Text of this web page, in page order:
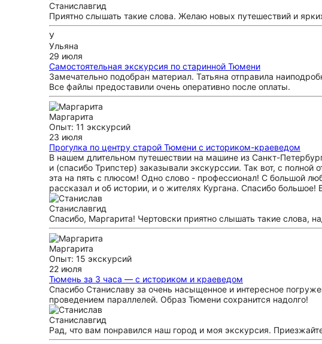
Станиславгид
Приятно слышать такие слова. Желаю новых путешествий и
У
Ульяна
29 июля
Самостоятельная экскурсия по старинной Тюмени
Замечательно подобран материал. Татьяна отправила
Все файлы предоставили очень оперативно после оплаты.
Маргарита
Опыт: 11 экскурсий
23 июля
Прогулка по центру старой Тюмени с историком-краеведом
В нашем длительном путешествии на машине из Санкт-
и (спасибо Трипстер) заказывали экскурссии. Так вот, с
эта на пять с плюсом! Одно слово - профессионал! С большой
рассказал и об истории, и о жителях Кургана. Спасибо
Станиславгид
Спасибо, Маргарита! Чертовски приятно слышать такие слова,
Маргарита
Опыт: 15 экскурсий
22 июля
Тюмень за 3 часа — с историком и краеведом
Спасибо Станиславу за очень насыщенное и интересное
проведением параллелей. Образ Тюмени сохранится надолго!
Станиславгид
Рад, что вам понравился наш город и моя экскурсия.